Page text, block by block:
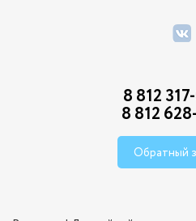
8 812
8 812
Обратный